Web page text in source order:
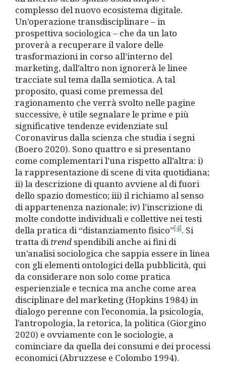
complesso del nuovo ecosistema digitale.
Un’operazione transdisciplinare – in
prospettiva sociologica – che da un lato
proverà a recuperare il valore delle
trasformazioni in corso all’interno del
marketing, dall’altro non ignorerà le linee
tracciate sul tema dalla semiotica. A tal
proposito, quasi come premessa del
ragionamento che verrà svolto nelle pagine
successive, è utile segnalare le prime e più
significative tendenze evidenziate sul
Coronavirus dalla scienza che studia i segni
(Boero 2020). Sono quattro e si presentano
come complementari l’una rispetto all’altra: i)
la rappresentazione di scene di vita quotidiana;
ii) la descrizione di quanto avviene al di fuori
dello spazio domestico; iii) il richiamo al senso
di appartenenza nazionale; iv) l’inscrizione di
molte condotte individuali e collettive nei testi
della pratica di “distanziamento fisico”[4]. Si
tratta di trend spendibili anche ai fini di
un’analisi sociologica che sappia essere in linea
con gli elementi ontologici della pubblicità, qui
da considerare non solo come pratica
esperienziale e tecnica ma anche come area
disciplinare del marketing (Hopkins 1984) in
dialogo perenne con l’economia, la psicologia,
l’antropologia, la retorica, la politica (Giorgino
2020) e ovviamente con le sociologie, a
cominciare da quella dei consumi e dei processi
economici (Abruzzese e Colombo 1994).